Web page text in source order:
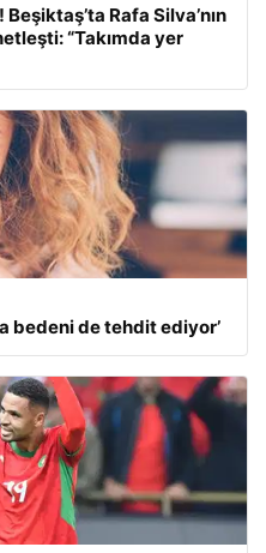
Rafa Silva’nın
“Takımda yer
bedeni de tehdit ediyor’